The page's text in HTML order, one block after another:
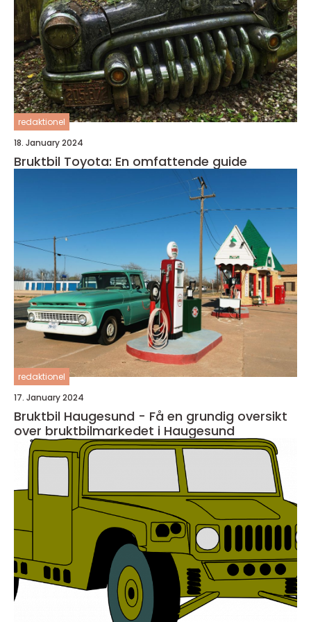
redaktionel
18. January 2024
Bruktbil Toyota: En omfattende guide
redaktionel
17. January 2024
Bruktbil Haugesund - Få en grundig oversikt
over bruktbilmarkedet i Haugesund